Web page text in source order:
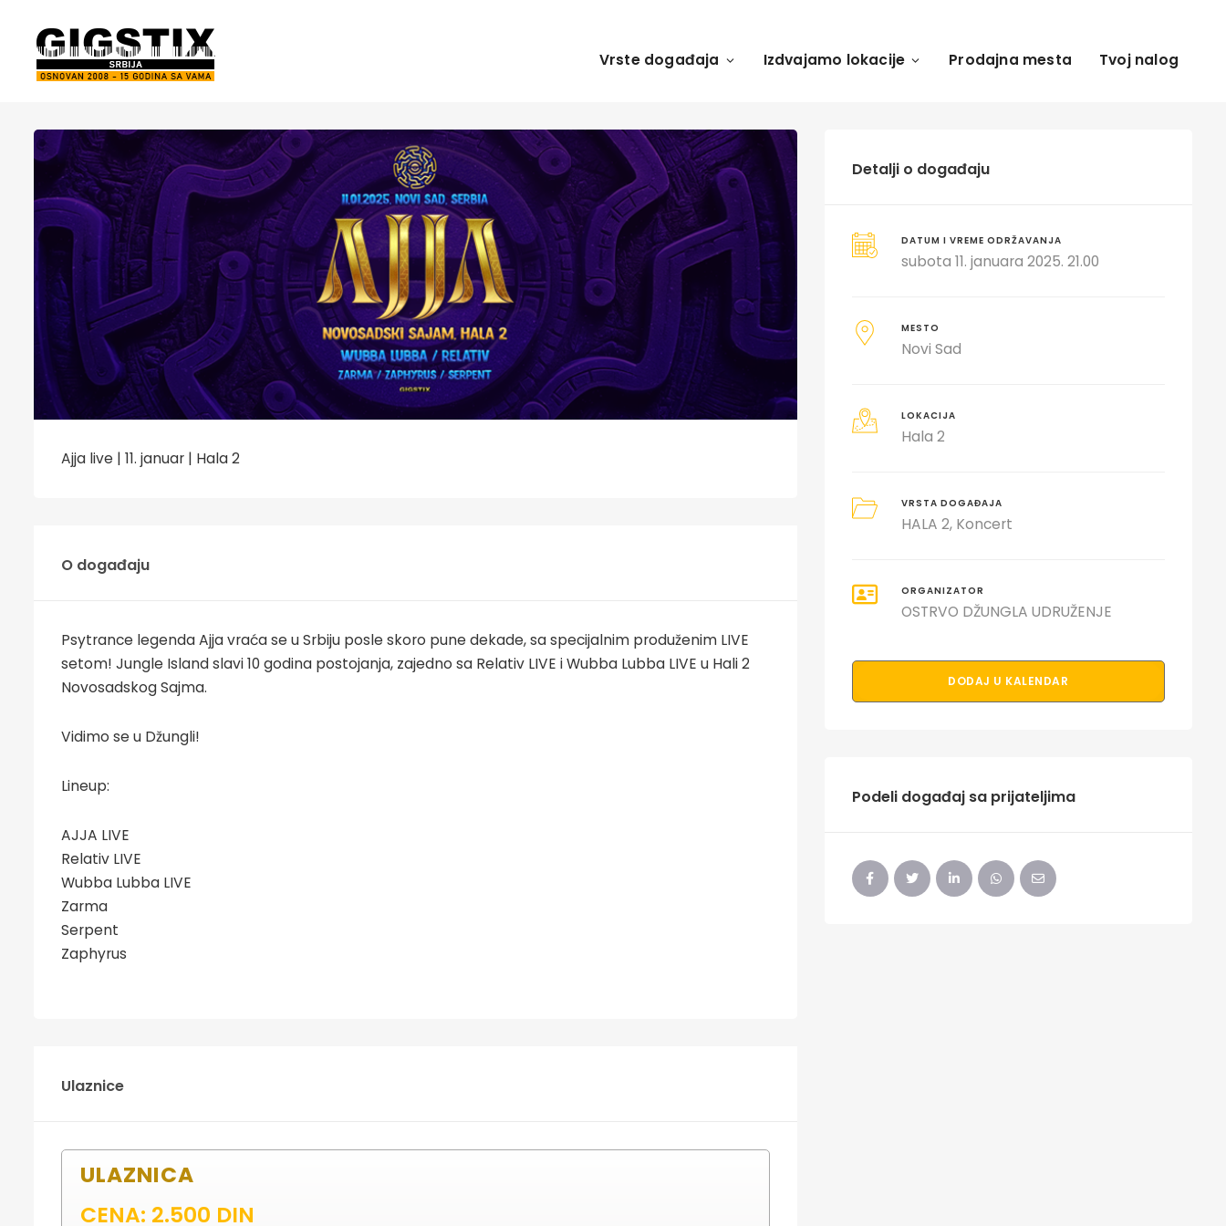
Vrste događaja Izdvajamo lokacije Prodajna mesta Tvoj nalog
Ajja live | 11. januar | Hala 2
O događaju
Psytrance legenda Ajja vraća se u Srbiju posle skoro pune dekade, sa specijalnim produženim LIVE
setom! Jungle Island slavi 10 godina postojanja, zajedno sa Relativ LIVE i Wubba Lubba LIVE u Hali 2
Novosadskog Sajma.
Vidimo se u Džungli!
Lineup:
AJJA LIVE
Relativ LIVE
Wubba Lubba LIVE
Zarma
Serpent
Zaphyrus
Ulaznice
ULAZNICA
CENA: 2.500 DIN
Detalji o događaju
DATUM I VREME ODRŽAVANJA
subota 11. januara 2025. 21.00
MESTO
Novi Sad
LOKACIJA
Hala 2
VRSTA DOGAĐAJA
HALA 2 Koncert
ORGANIZATOR
OSTRVO DŽUNGLA UDRUŽENJE
DODAJ U KALENDAR
Podeli događaj sa prijateljima